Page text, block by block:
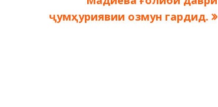
ҷумҳуриявии озмун гардид.